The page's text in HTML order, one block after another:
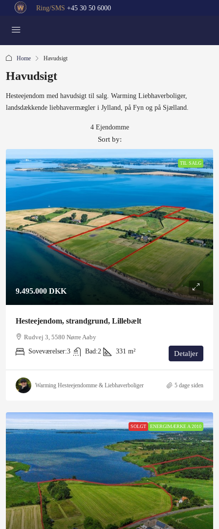
Ring/SMS +45 30 50 6000
Home Havudsigt
Havudsigt
Hesteejendom med havudsigt til salg. Warming Liebhaverboliger,
landsdækkende liebhavermægler i Jylland, på Fyn og på Sjælland.
4 Ejendomme
Sort by:
TIL SALG
9.495.000 DKK
Hesteejendom, strandgrund, Lillebælt
Rudvej 3, 5580 Nørre Aaby
Soveværelser:3 Bad:2 331 m² Detaljer
Warming Hesteejendomme & Liebhaverboliger 5 dage siden
SOLGT ENERGIMÆRKE A 2010